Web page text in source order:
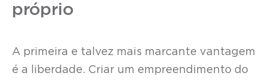
próprio
A primeira e talvez mais marcante vantagem
é a liberdade. Criar um empreendimento do